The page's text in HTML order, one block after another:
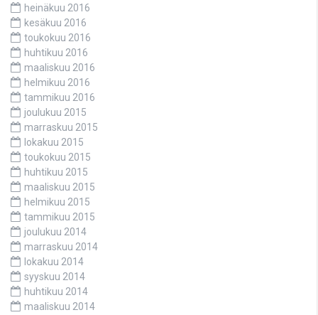
heinäkuu 2016
kesäkuu 2016
toukokuu 2016
huhtikuu 2016
maaliskuu 2016
helmikuu 2016
tammikuu 2016
joulukuu 2015
marraskuu 2015
lokakuu 2015
toukokuu 2015
huhtikuu 2015
maaliskuu 2015
helmikuu 2015
tammikuu 2015
joulukuu 2014
marraskuu 2014
lokakuu 2014
syyskuu 2014
huhtikuu 2014
maaliskuu 2014